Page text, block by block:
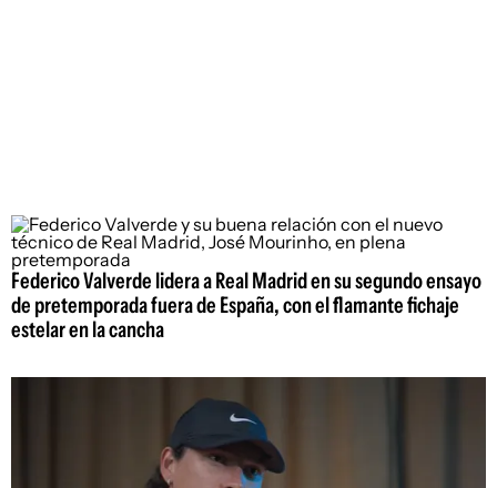
Federico Valverde lidera a Real Madrid en su segundo ensayo
de pretemporada fuera de España, con el flamante fichaje
estelar en la cancha